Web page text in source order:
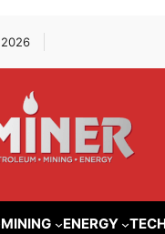
MINING ENERGY